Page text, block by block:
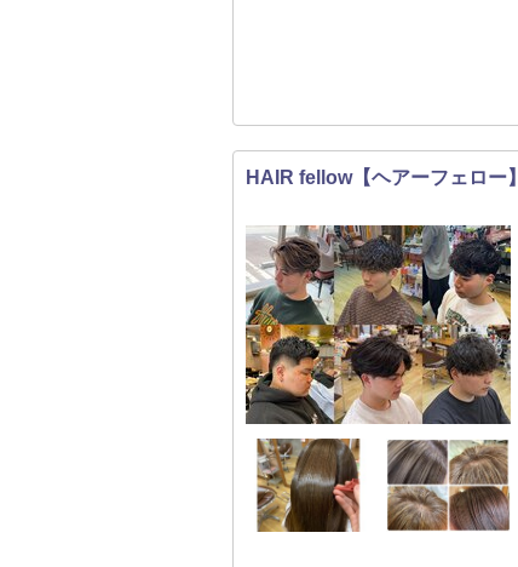
HAIR fellow【ヘアーフェロー】